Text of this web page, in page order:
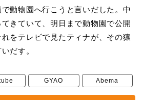
動物園へ行こうと言いだした。中
きていて、明日まで動物園で公開
をテレビで見たティナが、その猿
だす。
GYAO Abema